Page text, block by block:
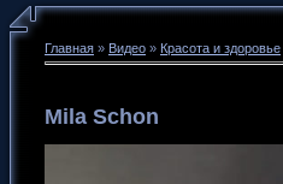
Главная » Видео » Красота и здоровье
Mila Schon